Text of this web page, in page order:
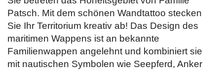
Patsch. Mit dem schönen Wandtattoo stecken
Sie Ihr Territorium kreativ ab! Das Design des
maritimen Wappens ist an bekannte
Familienwappen angelehnt und kombiniert sie
mit nautischen Symbolen wie Seepferd, Anker